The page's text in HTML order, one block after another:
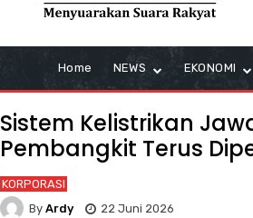
Home NEWS EKONOMI
Sistem Kelistrikan
Pembangkit Terus
KORPORASI
By Ardy 22 Juni 2026